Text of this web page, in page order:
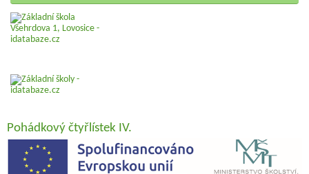
Pohádkový čtyřlístek IV.